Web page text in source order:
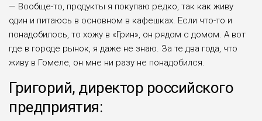
— Вообще-то, продукты я покупаю редко, так как живу
один и питаюсь в основном в кафешках. Если что-то и
понадобилось, то хожу в «Грин», он рядом с домом. А вот
где в городе ры­нок, я даже не знаю. За те два года, что
живу в Гомеле, он мне ни разу не по­надобился.
Григорий, директор российского
предприятия: